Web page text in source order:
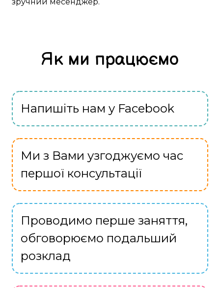
Як ми працюємо
Напишіть нам у Facebook
Ми з Вами узгоджуємо час
першої консультації
Проводимо перше заняття,
обговорюємо подальший
розклад